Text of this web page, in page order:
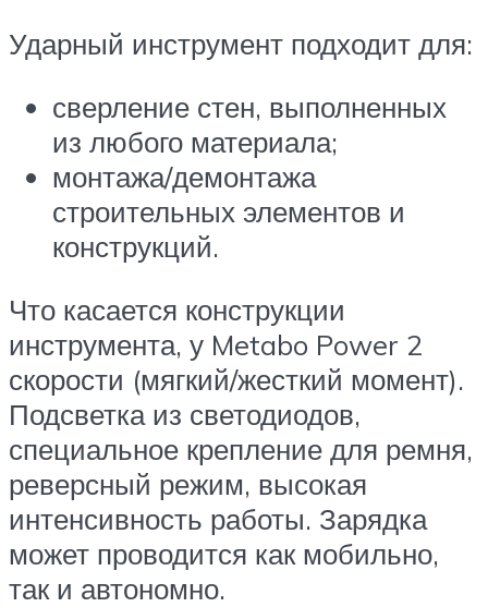
Ударный инструмент подходит для:
сверление стен, выполненных
из любого материала;
монтажа/демонтажа
строительных элементов и
конструкций.
Что касается конструкции
инструмента, у Metabo Power 2
скорости (мягкий/жесткий момент).
Подсветка из светодиодов,
специальное крепление для ремня,
реверсный режим, высокая
интенсивность работы. Зарядка
может проводится как мобильно,
так и автономно.